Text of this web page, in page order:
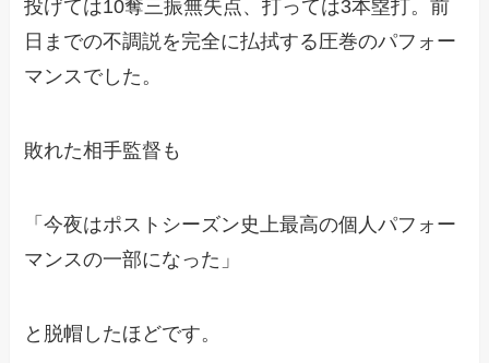
投げては10奪三振無失点、打っては3本塁打。前
日までの不調説を完全に払拭する圧巻のパフォー
マンスでした。
敗れた相手監督も
「今夜はポストシーズン史上最高の個人パフォー
マンスの一部になった」
と脱帽したほどです。